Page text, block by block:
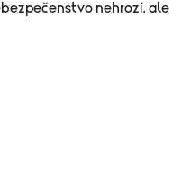
nehrozí, ale